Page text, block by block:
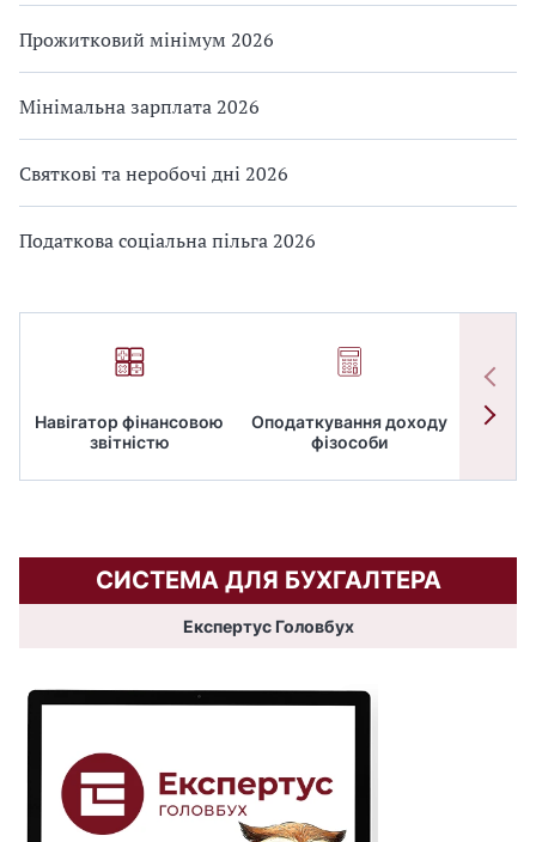
Прожитковий мінімум 2026
Мінімальна зарплата 2026
Святкові та неробочі дні 2026
Податкова соціальна пільга 2026
Навігатор фінансовою
звітністю
Оподаткування доходу
фізособи
СИСТЕМА ДЛЯ БУХГАЛТЕРА
Експертус Головбух